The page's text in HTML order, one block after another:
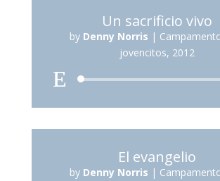
Un sacrificio vivo
by Denny Norris |
jovencitos, 2012
Reproductor
audio
El evangelio
by Denny Norris |